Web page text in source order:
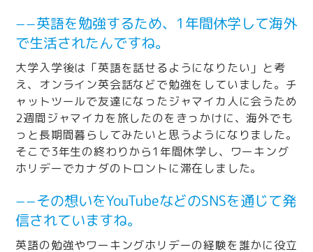
−−英語を勉強するため、1年間休学して海外
で生活されたんですね。
大学入学後は「英語を話せるようになりたい」と考
え、オンライン英会話などで勉強をしていました。チ
ャットツールで友達になったジャマイカ人に会うため
2週間ジャマイカを旅したのをきっかけに、海外でも
っと長期間暮らしてみたいと思うようになりました。
そこで3年生の終わりから1年間休学し、ワーキング
ホリデーでカナダのトロントに滞在しました。
−−その想いをYouTubeなどのSNSを通じて発
信されていますね。
英語の勉強やワーキングホリデーの経験を誰かに役立